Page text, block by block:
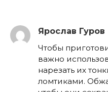
Ярослав Гуров
Чтобы
важно
нарезать их
ломтиками.